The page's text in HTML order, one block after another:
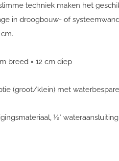
techniek maken het
in droogbouw- of
breed × 12 cm diep
(groot/klein) met
½"